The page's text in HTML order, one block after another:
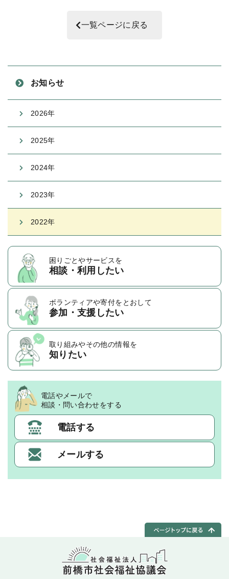
一覧ページに戻る
お知らせ
2026年
2025年
2024年
2023年
2022年
困りごとやサービスを
相談・利用したい
ボランティアや寄付をとおして
参加・支援したい
取り組みやその他の情報を
知りたい
電話やメールで
相談・問い合わせをする
電話する
メールする